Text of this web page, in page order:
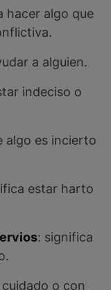
hacer algo que
a alguien.
indeciso o
algo es incierto
estar harto
: significa
o con